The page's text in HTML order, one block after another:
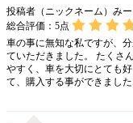
投稿者（ニックネーム）みー
総合評価： 5点
車の事に無知な私ですが、
ていただきました。 たくさ
やすく、車を大切にとても
て、購入する事ができまし